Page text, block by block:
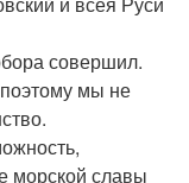
совершил.
мы не
морской славы